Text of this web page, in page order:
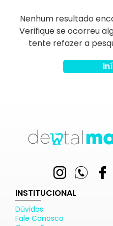
Nenhum resultado
Verifique se ocorreu
tente refazer a
INSTITUCIONAL
Dúvidas
Fale Conosco